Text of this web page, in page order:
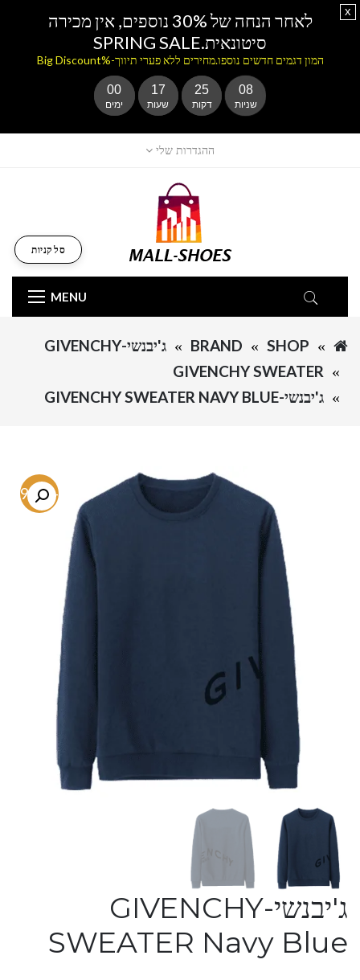
ההגדרות שלי
MENU
סל קניות
SHOP
BRAND
ג'יבנשי-GIVENCHY
GIVENCHY SWEATER
ג'יבנשי-GIVENCHY SWEATER NAVY BLUE
-79.8%
ג'יבנשי-GIVENCHY
SWEATER Navy Blue
לאחר הנחה של 30% נוספים, אין מכירה
סיטונאית.SPRING SALE
המון דגמים חדשים נוספו.מחירים ללא פערי תיווך-%Big Discount
00
ימים
17
שעות
25
דקות
08
שניות
x